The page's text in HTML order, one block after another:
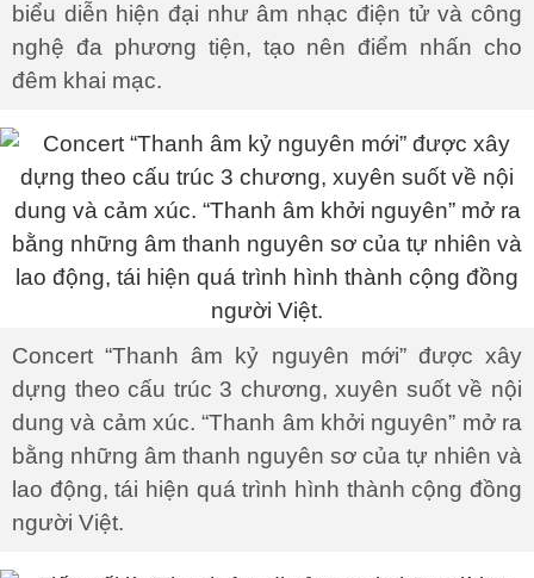
biểu diễn hiện đại như âm nhạc điện tử và công
nghệ đa phương tiện, tạo nên điểm nhấn cho
đêm khai mạc.
Concert “Thanh âm kỷ nguyên mới” được xây
dựng theo cấu trúc 3 chương, xuyên suốt về nội
dung và cảm xúc. “Thanh âm khởi nguyên” mở ra
bằng những âm thanh nguyên sơ của tự nhiên và
lao động, tái hiện quá trình hình thành cộng đồng
người Việt.